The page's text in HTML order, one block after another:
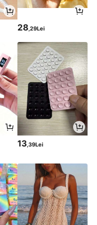
28,29Lei
13,39Lei